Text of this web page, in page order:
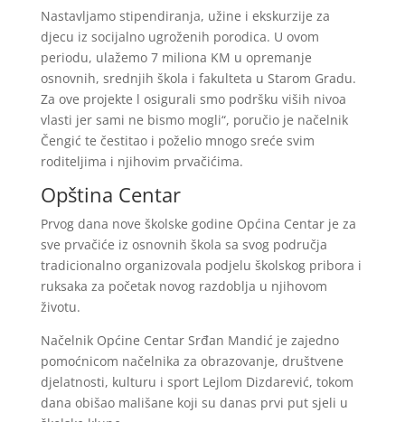
Nastavljamo stipendiranja, užine i ekskurzije za
djecu iz socijalno ugroženih porodica. U ovom
periodu, ulažemo 7 miliona KM u opremanje
osnovnih, srednjih škola i fakulteta u Starom Gradu.
Za ove projekte l osigurali smo podršku viših nivoa
vlasti jer sami ne bismo mogli“, poručio je načelnik
Čengić te čestitao i poželio mnogo sreće svim
roditeljima i njihovim prvačićima.
Opština Centar
Prvog dana nove školske godine Općina Centar je za
sve prvačiće iz osnovnih škola sa svog područja
tradicionalno organizovala podjelu školskog pribora i
ruksaka za početak novog razdoblja u njihovom
životu.
Načelnik Općine Centar Srđan Mandić je zajedno
pomoćnicom načelnika za obrazovanje, društvene
djelatnosti, kulturu i sport Lejlom Dizdarević, tokom
dana obišao mališane koji su danas prvi put sjeli u